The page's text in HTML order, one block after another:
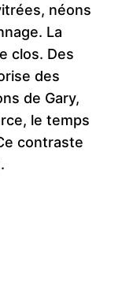
néons
La
clos. Des
des
de Gary,
le temps
contraste